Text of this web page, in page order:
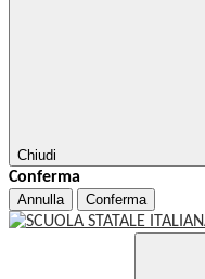
Chiudi
Conferma
Annulla Conferma